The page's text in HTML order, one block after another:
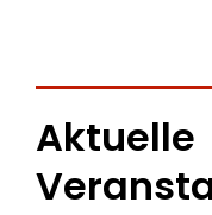
Aktuelle